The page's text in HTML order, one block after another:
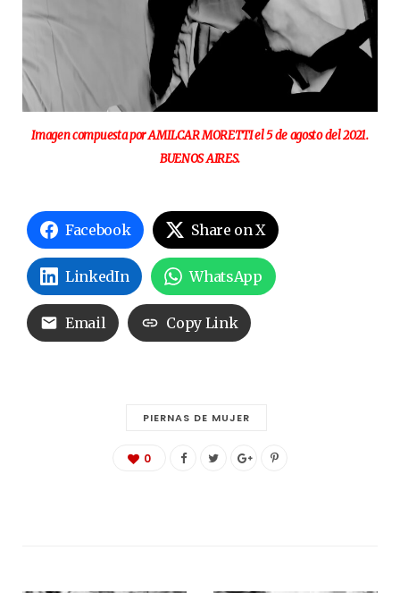
Imagen compuesta por AMILCAR MORETTI el 5 de agosto del 2021.
BUENOS AIRES.
Facebook Share on X
LinkedIn WhatsApp
Email Copy Link
PIERNAS DE MUJER
0